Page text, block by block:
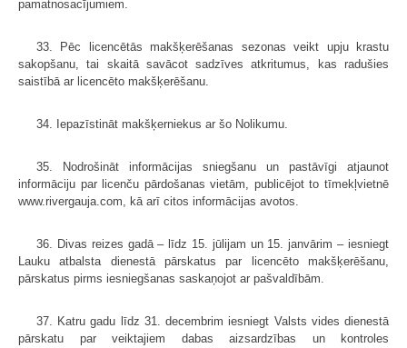
pamatnosacījumiem.
33. Pēc licencētās makšķerēšanas sezonas veikt upju krastu
sakopšanu, tai skaitā savācot sadzīves atkritumus, kas radušies
saistībā ar licencēto makšķerēšanu.
34. Iepazīstināt makšķerniekus ar šo Nolikumu.
35. Nodrošināt informācijas sniegšanu un pastāvīgi atjaunot
informāciju par licenču pārdošanas vietām, publicējot to tīmekļvietnē
www.rivergauja.com, kā arī citos informācijas avotos.
36. Divas reizes gadā – līdz 15. jūlijam un 15. janvārim – iesniegt
Lauku atbalsta dienestā pārskatus par licencēto makšķerēšanu,
pārskatus pirms iesniegšanas saskaņojot ar pašvaldībām.
37. Katru gadu līdz 31. decembrim iesniegt Valsts vides dienestā
pārskatu par veiktajiem dabas aizsardzības un kontroles